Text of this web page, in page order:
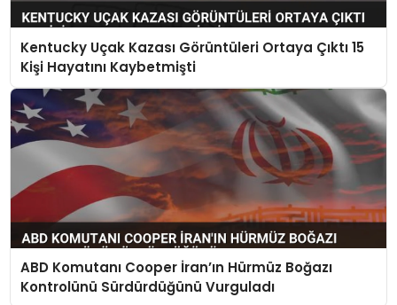
Kentucky Uçak Kazası Görüntüleri Ortaya Çıktı 15
Kişi Hayatını Kaybetmişti
ABD Komutanı Cooper İran’ın Hürmüz Boğazı
Kontrolünü Sürdürdüğünü Vurguladı